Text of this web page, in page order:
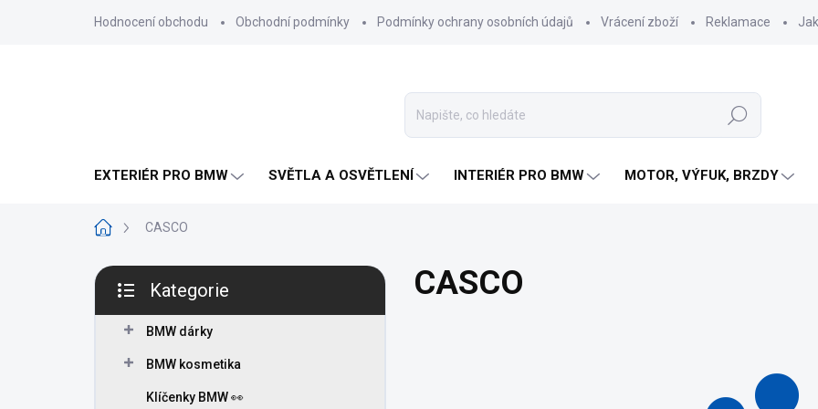
Hodnocení obchodu Obchodní podmínky Podmínky ochrany osobních údajů Vrácení zboží Reklamace
Hledat
EXTERIÉR PRO BMW SVĚTLA A OSVĚTLENÍ INTERIÉR PRO BMW MOTOR, VÝFUK, BRZDY
DomůCASCO
P
s
kategorie
Kategorie
BMW dárky
BMW kosmetika
Klíčenky BMW 👀
CASCO